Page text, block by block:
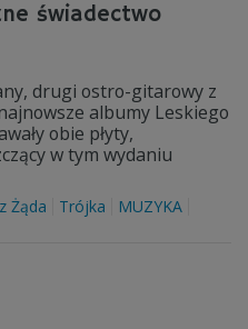
świadectwo
drugi ostro-gitarowy z
albumy Leskiego
obie płyty,
w tym wydaniu
Żąda Trójka
MUZYKA